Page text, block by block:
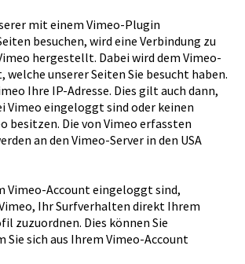
mit einem Vimeo-Plugin
besuchen, wird eine Verbindung zu
hergestellt. Dabei wird dem Vimeo-
unserer Seiten Sie besucht haben.
Ihre IP-Adresse. Dies gilt auch dann,
Vimeo eingeloggt sind oder keinen
besitzen. Die von Vimeo erfassten
an den Vimeo-Server in den USA
Vimeo-Account eingeloggt sind,
Ihr Surfverhalten direkt Ihrem
zuzuordnen. Dies können Sie
Sie sich aus Ihrem Vimeo-Account